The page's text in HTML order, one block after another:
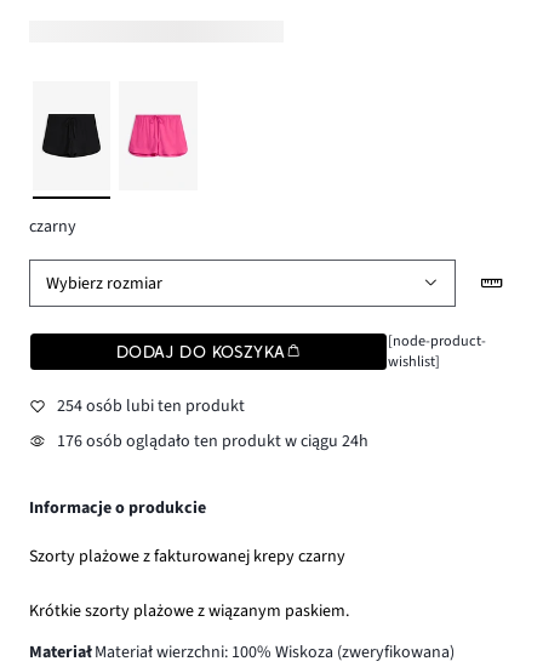
czarny
Wybierz rozmiar
DODAJ DO KOSZYKA
[node-product-
wishlist]
254 osób lubi ten produkt
176 osób oglądało ten produkt w ciągu 24h
Informacje o produkcie
Szorty plażowe z fakturowanej krepy czarny
Krótkie szorty plażowe z wiązanym paskiem.
MateriałMateriał wierzchni: 100% Wiskoza (zweryfikowana)